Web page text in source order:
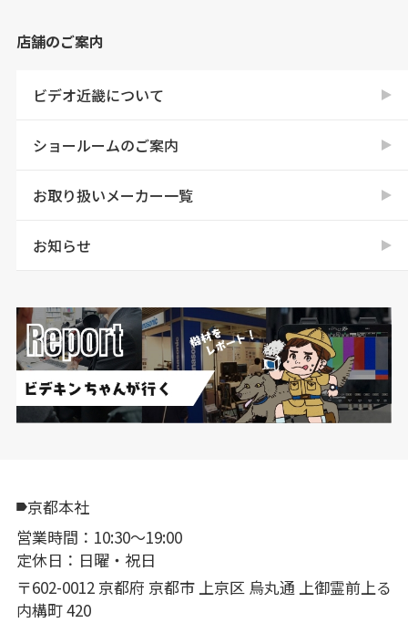
店舗のご案内
ビデオ近畿について
ショールームのご案内
お取り扱いメーカー一覧
お知らせ
京都本社
営業時間：10:30〜19:00
定休日：日曜・祝日
〒602-0012 京都府 京都市 上京区 烏丸通 上御霊前上る
内構町 420